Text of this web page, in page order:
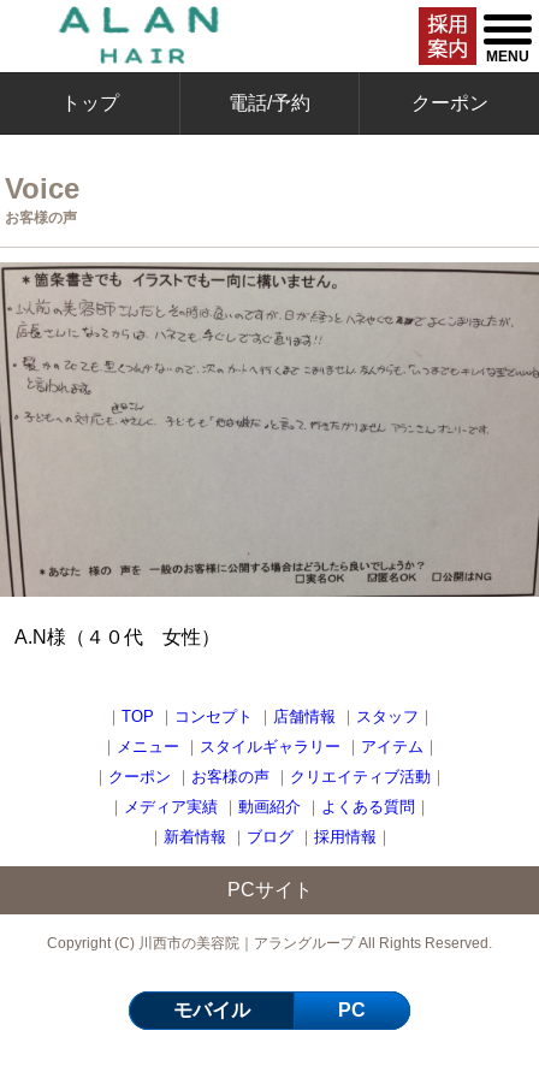
MENU
トップ 電話/予約 クーポン
Voice
お客様の声
A.N様（４０代 女性）
｜ TOP ｜ コンセプト ｜ 店舗情報 ｜ スタッフ ｜
｜ メニュー ｜ スタイルギャラリー ｜ アイテム ｜
｜ クーポン ｜ お客様の声 ｜ クリエイティブ活動 ｜
｜ メディア実績 ｜ 動画紹介 ｜ よくある質問 ｜
｜ 新着情報 ｜ ブログ｜ 採用情報 ｜
PCサイト
Copyright (C) 川西市の美容院｜アラングループ All Rights Reserved.
モバイル PC